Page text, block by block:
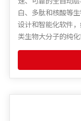
白、多肽和核酸等
设计和智能化软件
类生物大分子的纯化